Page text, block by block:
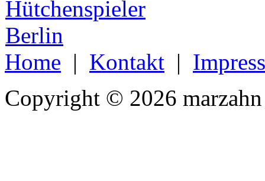
Home | Kontakt |
Copyright © 2026